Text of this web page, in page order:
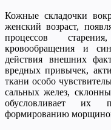
Кожные складочки
женский возраст,
процессов
кровообращения и
действия внешних
вредных привычек,
ткани особо
сальных желез,
обусловливает их
формированию